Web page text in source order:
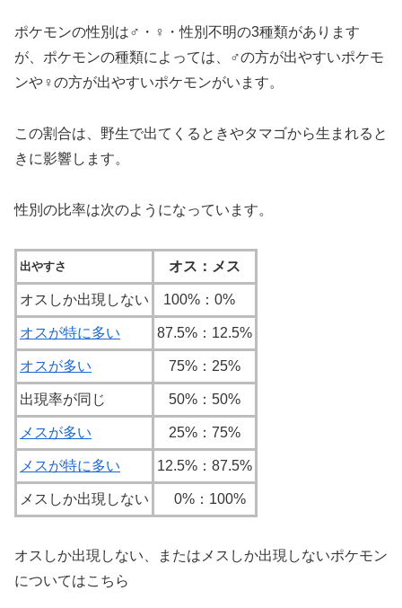
ポケモンの性別は♂・♀・性別不明の3種類があります
が、ポケモンの種類によっては、♂の方が出やすいポケモ
ンや♀の方が出やすいポケモンがいます。
この割合は、野生で出てくるときやタマゴから生まれると
きに影響します。
性別の比率は次のようになっています。
出やすさ オス：メス
オスしか出現しない 100%：0%
オスが特に多い 87.5%：12.5%
オスが多い 75%：25%
出現率が同じ 50%：50%
メスが多い 25%：75%
メスが特に多い 12.5%：87.5%
メスしか出現しない 0%：100%
オスしか出現しない、またはメスしか出現しないポケモン
についてはこちら